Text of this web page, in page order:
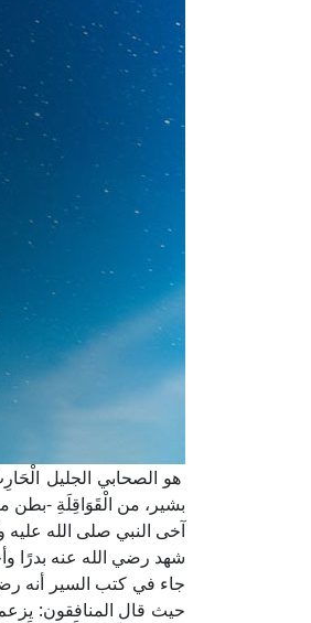
هو الصحابي الجليل
بشير، من الْقَوَاقِلَةِ -بطن
آخى النبي صلى الله عليه
شهد رضي الله عنه بدرًا
جاء في كتب السير أنه
حيث قال المنافقون: